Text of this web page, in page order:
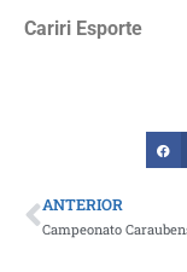
Cariri Esporte
ANTERIOR